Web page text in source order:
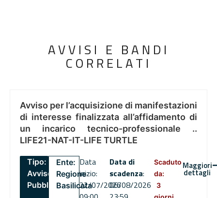
AVVISI E BANDI
CORRELATI
Avviso per l’acquisizione di manifestazioni
di interesse finalizzata all’affidamento di
un incarico tecnico-professionale ..
LIFE21-NAT-IT-LIFE TURTLE
Tipo:
Avviso
Pubblico
Ente:
Regione
Basilicata
Data
inizio:
22/07/2026
Data di
scadenza:
06/08/2026
Scaduto
da:
3
Maggiori
dettagli